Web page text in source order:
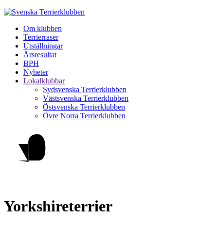
Om klubben
Terrierraser
Utställningar
Årsresultat
BPH
Nyheter
Lokalklubbar
Sydsvenska Terrierklubben
Västsvenska Terrierklubben
Östsvenska Terrierklubben
Övre Norra Terrierklubben
Yorkshireterrier